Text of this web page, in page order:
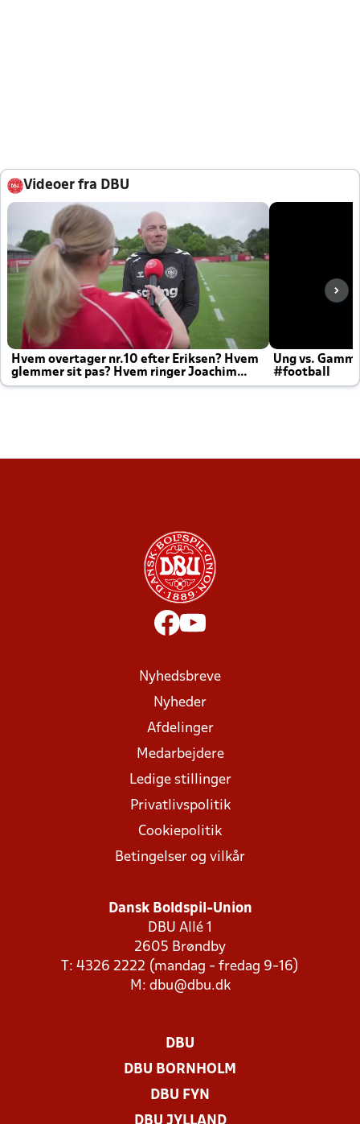
Videoer fra DBU
Hvem overtager nr.10 efter Eriksen? Hvem
glemmer sit pas? Hvem ringer Joachim
altid til efter kampe?
Ung vs.
#football
Nyhedsbreve
Nyheder
Afdelinger
Medarbejdere
Ledige stillinger
Privatlivspolitik
Cookiepolitik
Betingelser og vilkår
Dansk Boldspil-Union
DBU Allé 1
2605 Brøndby
T: 4326 2222 (mandag - fredag 9-16)
M: dbu@dbu.dk
DBU
DBU BORNHOLM
DBU FYN